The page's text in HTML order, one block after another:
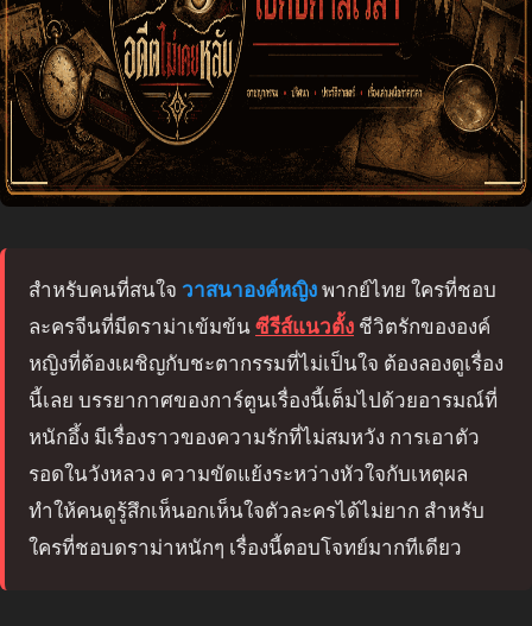
สำหรับคนที่สนใจ วาสนาองค์หญิง พากย์ไทย ใครที่ชอบ
ละครจีนที่มีดราม่าเข้มข้น ซีรีส์แนวตั้ง ชีวิตรักขององค์
หญิงที่ต้องเผชิญกับชะตากรรมที่ไม่เป็นใจ ต้องลองดูเรื่อง
นี้เลย บรรยากาศของการ์ตูนเรื่องนี้เต็มไปด้วยอารมณ์ที่
หนักอึ้ง มีเรื่องราวของความรักที่ไม่สมหวัง การเอาตัว
รอดในวังหลวง ความขัดแย้งระหว่างหัวใจกับเหตุผล
ทำให้คนดูรู้สึกเห็นอกเห็นใจตัวละครได้ไม่ยาก สำหรับ
ใครที่ชอบดราม่าหนักๆ เรื่องนี้ตอบโจทย์มากทีเดียว